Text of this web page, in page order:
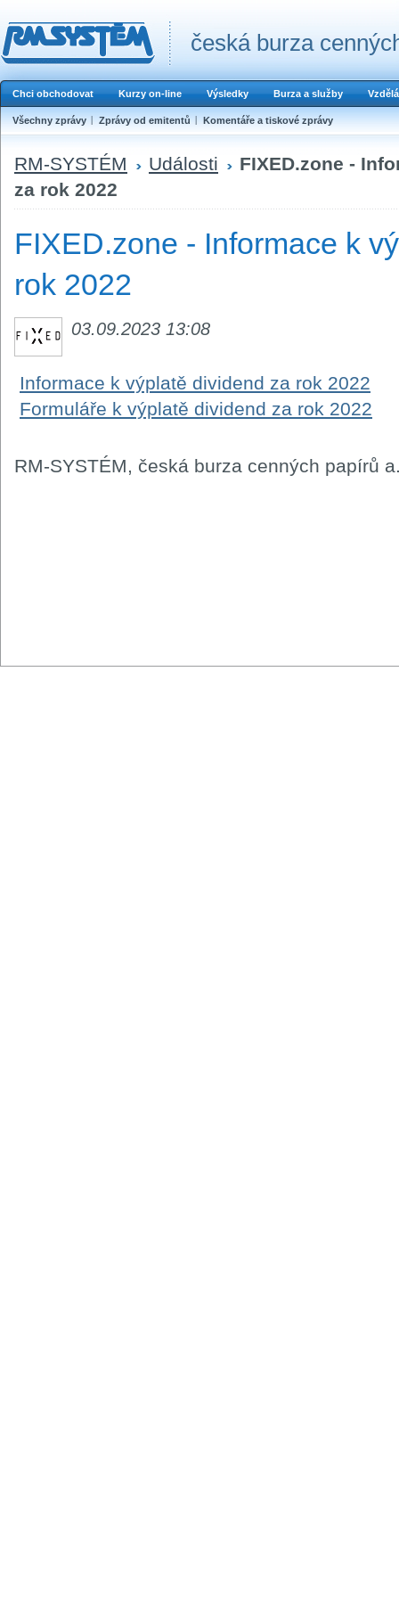
česká burza
Chci obchodovat Kurzy on-line Výsledky Burza a služby
Všechny zprávy Zprávy od emitentů Komentáře a tiskové zprávy
RM-SYSTÉM Události
FIXED.zone -
za rok 2022
FIXED.zone - Informace k
rok 2022
03.09.2023 13:08
Informace k výplatě dividend za rok 2022
Formuláře k výplatě dividend za rok 2022
RM-SYSTÉM, česká burza cenných papírů